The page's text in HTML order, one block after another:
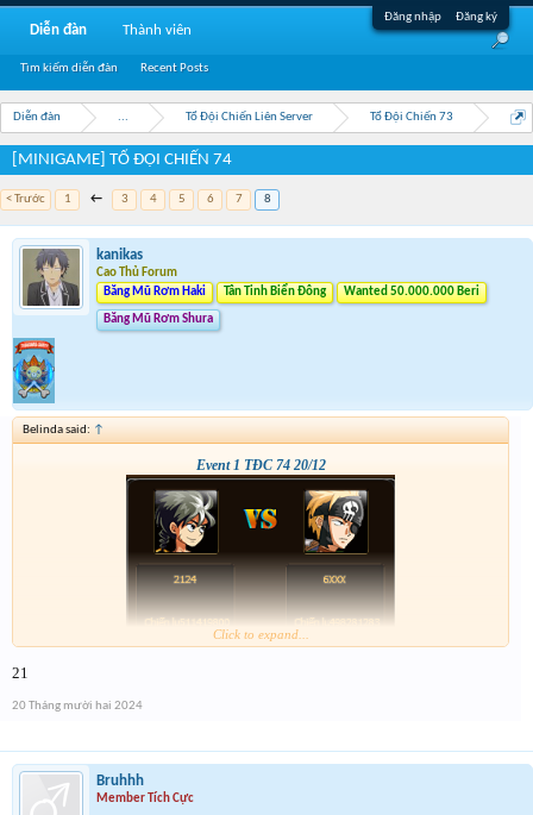
Đăng nhập Đăng ký
Diễn đàn ... Tổ Đội Chiến Liên Server Tổ Đội Chiến 73
[MINIGAME] TỔ ĐỘI CHIẾN 74
< Trước 1 ← 3 4 5 6 7 8
kanikas
Cao Thủ Forum
Băng Mũ Rơm Haki
Tân Tinh Biển Đông Wanted 50.000.000 Beri
Băng Mũ Rơm Shura
Belinda said: ↑
Event 1 TĐC 74 20/12
Click to expand...
21
20 Tháng mười hai 2024
Bruhhh
Member Tích Cực
Diễn đàn
Tìm kiếm diễn đàn Recent Posts
Thành viên